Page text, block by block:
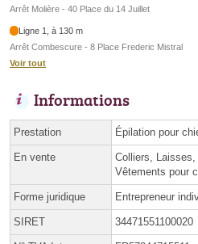
Arrêt Molière - 40 Place du 14 Juillet
Ligne 1, à 130 m
Arrêt Combescure - 8 Place Frederic Mistral
Voir tout
Informations
Prestation Épilation pour
En vente
Colliers, Laisses,
Vêtements pour
Forme juridique Entrepreneur
SIRET 34471551100020